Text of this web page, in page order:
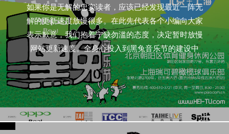
如果你是无解的忠实读者，应该已经发现最近一阵无
解的更新速度放慢很多。在此先代表各个小编向大家
表示歉意，我们抱着宁缺勿滥的态度，决定暂时放慢
网站更新速度。全身心投入到黑兔音乐节的建设中